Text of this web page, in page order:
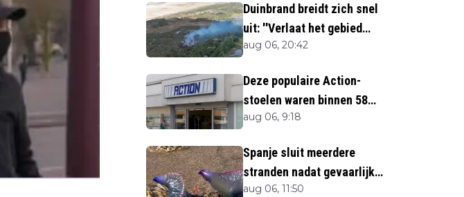
Duinbrand breidt zich snel
uit: ''Verlaat het gebied
direct''
aug 06, 20:42
Deze populaire Action-
stoelen waren binnen 58
minuten uitverkocht zijn
aug 06, 9:18
Spanje sluit meerdere
stranden nadat gevaarlijk
zeedier opduikt
aug 06, 11:50